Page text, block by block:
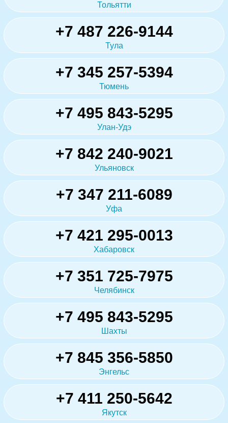
Тольятти
+7 487 226-9144
Тула
+7 345 257-5394
Тюмень
+7 495 843-5295
Улан-Удэ
+7 842 240-9021
Ульяновск
+7 347 211-6089
Уфа
+7 421 295-0013
Хабаровск
+7 351 725-7975
Челябинск
+7 495 843-5295
Шахты
+7 845 356-5850
Энгельс
+7 411 250-5642
Якутск